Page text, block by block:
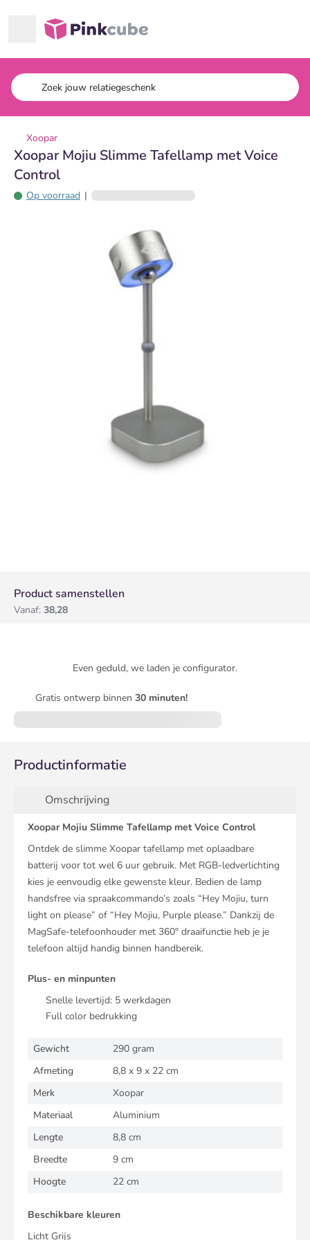
Pinkcube
Xoopar
Xoopar Mojiu Slimme Tafellamp met Voice
Control
Op voorraad |
Product samenstellen
Vanaf: 38,28
Even geduld, we laden je configurator.
Gratis ontwerp binnen 30 minuten!
Productinformatie
Omschrijving
Xoopar Mojiu Slimme Tafellamp met Voice Control
Ontdek de slimme Xoopar tafellamp met oplaadbare
batterij voor tot wel 6 uur gebruik. Met RGB-ledverlichting
kies je eenvoudig elke gewenste kleur. Bedien de lamp
handsfree via spraakcommando’s zoals “Hey Mojiu, turn
light on please” of “Hey Mojiu, Purple please.” Dankzij de
MagSafe-telefoonhouder met 360° draaifunctie heb je je
telefoon altijd handig binnen handbereik.
Plus- en minpunten
Snelle levertijd: 5werkdagen
Full color bedrukking
Gewicht
290 gram
Afmeting
8,8 x 9 x 22 cm
Merk
Xoopar
Materiaal
Aluminium
Lengte
8,8 cm
Breedte
9 cm
Hoogte
22 cm
Beschikbare kleuren
Licht Grijs